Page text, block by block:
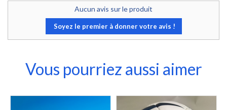
Aucun avis sur le produit
Soyez le premier à donner votre avis !
Vous pourriez aussi aimer